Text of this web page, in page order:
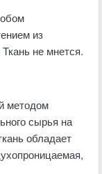
из
не мнется.
методом
сырья на
обладает